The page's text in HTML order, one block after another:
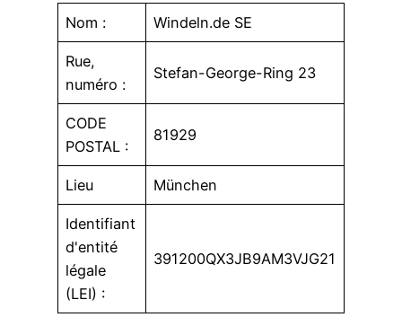
Nom : Windeln.de SE
Rue,
numéro :
Stefan-George-Ring 23
CODE
POSTAL :
81929
Lieu München
Identifiant
d'entité
légale
(LEI) :
391200QX3JB9AM3VJG21